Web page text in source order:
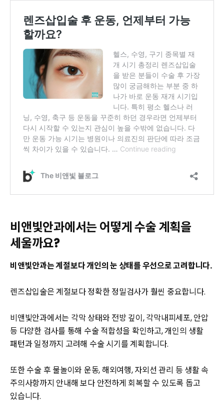
비앤빛안과에서는 어떻게 수술 계획을
세울까요?
비앤빛안과는 계절보다 개인의 눈 상태를 우선으로 고려합니다.
렌즈삽입술은 계절보다 정확한 정밀검사가 훨씬 중요합니다.
비앤빛안과에서는 각막 상태와 전방 깊이, 각막내피세포, 안압
등 다양한 검사를 통해 수술 적합성을 확인하고, 개인의 생활
패턴과 일정까지 고려해 수술 시기를 계획합니다.
또한 수술 후 물놀이와 운동, 해외여행, 자외선 관리 등 생활 속
주의사항까지 안내해 보다 안전하게 회복할 수 있도록 돕고
있습니다.